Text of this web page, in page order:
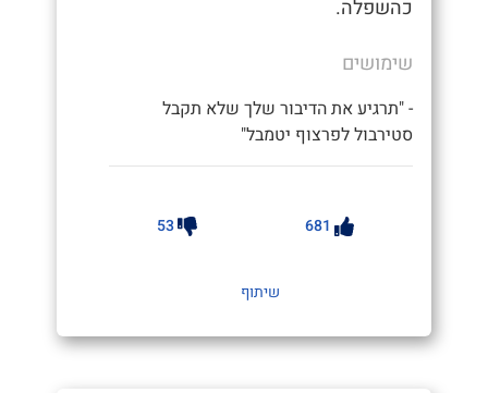
כהשפלה.
שימושים
- "תרגיע את הדיבור שלך שלא תקבל
סטירבול לפרצוף יטמבל"
681
53
שיתוף